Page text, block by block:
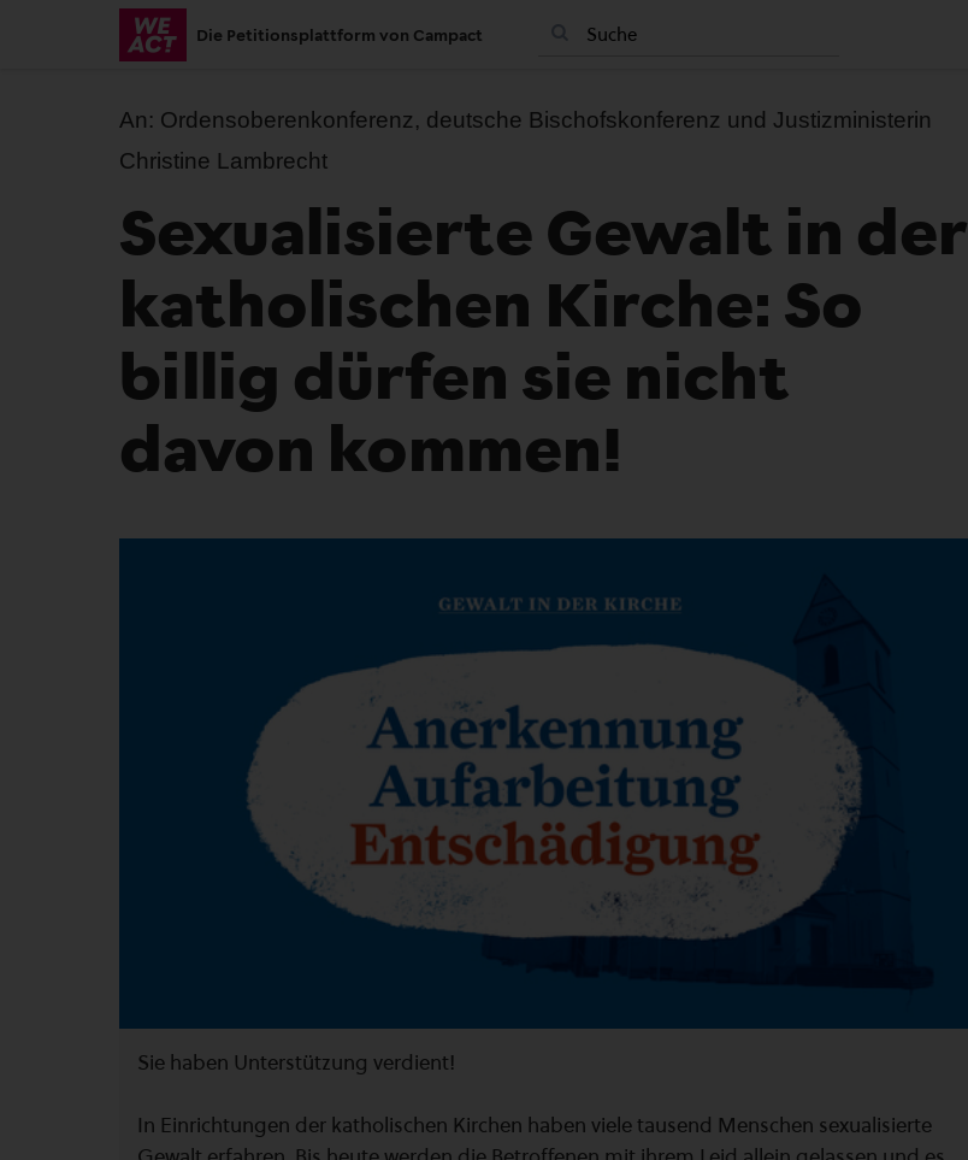
Die Petitionsplattform von Campact
An: Ordensoberenkonferenz, deutsche Bischofskonferenz und Justizministerin
Christine Lambrecht
Sexualisierte Gewalt in der
katholischen Kirche: So
billig dürfen sie nicht
davon kommen!
Sie haben Unterstützung verdient!
In Einrichtungen der katholischen Kirchen haben viele tausend Menschen sexualisierte